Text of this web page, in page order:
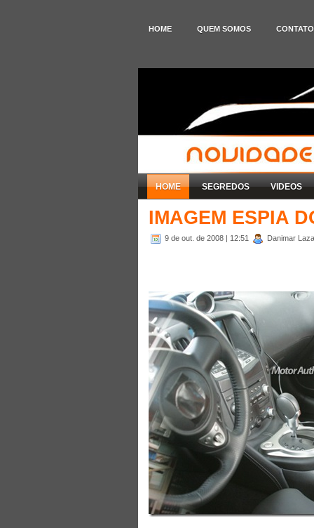
HOME QUEM SOMOS CONTATO
HOME SEGREDOS VIDEOS
IMAGEM ESPIA
9 de out. de 2008 | 12:51 Danimar